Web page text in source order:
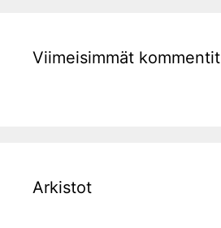
Viimeisimmät kommentit
Arkistot